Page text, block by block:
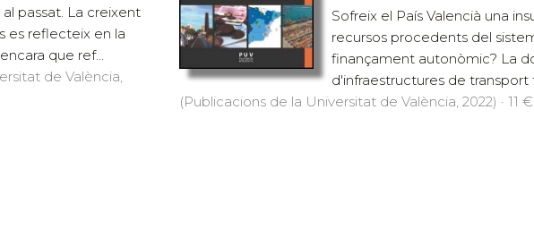
passat. La creixent
es reflecteix en la
que ref...
de València,
Sofreix el País Valencià una
recursos procedents del
finançament autonòmic? La
d'infraestructures de transport
(Publicacions de la Universitat de València, 2022) · 11 €